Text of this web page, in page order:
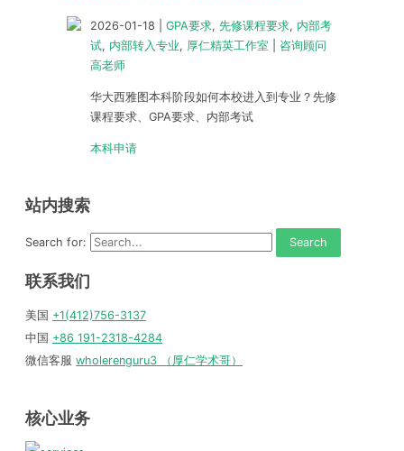
2026-01-18 GPA要求, 先修课程要求, 内部考
试, 内部转入专业, 厚仁精英工作室
咨询顾问
高老师
华大西雅图本科阶段如何本校进入到专业？先修
课程要求、GPA要求、内部考试
本科申请
站内搜索
Search for:
联系我们
美国 +1(412)756-3137
中国 +86 191-2318-4284
微信客服 wholerenguru3 （厚仁学术哥）
核心业务